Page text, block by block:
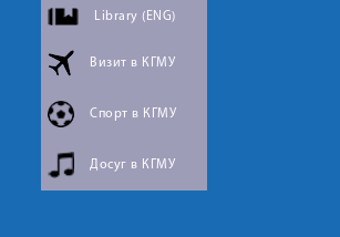
Library (ENG)
Визит в КГМУ
Спорт в КГМУ
Досуг в КГМУ